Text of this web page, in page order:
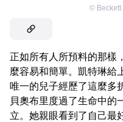
©
正如所有人所預料的那樣
麼容易和簡單。凱特琳給
唯一的兒子經歷了這麼多
貝奧布里度過了生命中的
立。她親眼看到了自己最